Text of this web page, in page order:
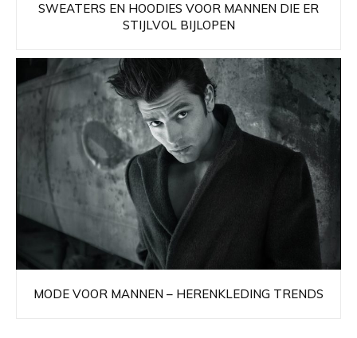
SWEATERS EN HOODIES VOOR MANNEN DIE ER
STIJLVOL BIJLOPEN
MODE VOOR MANNEN – HERENKLEDING TRENDS